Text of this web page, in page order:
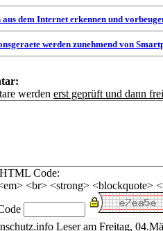
aus dem Internet erkennen und
werden zunehmend von
werden erst geprüft und dann
Code:
<br> <strong> <blockquote>
Leser am Freitag,